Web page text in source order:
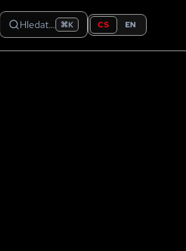
Hledat… ⌘K CS EN